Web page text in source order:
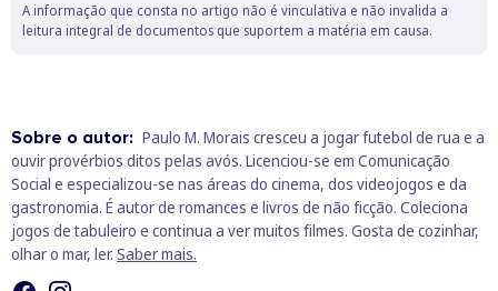
A informação que consta no artigo não é vinculativa e não invalida a
leitura integral de documentos que suportem a matéria em causa.
Sobre o autor: Paulo M. Morais cresceu a jogar futebol de rua e a
ouvir provérbios ditos pelas avós. Licenciou-se em Comunicação
Social e especializou-se nas áreas do cinema, dos videojogos e da
gastronomia. É autor de romances e livros de não ficção. Coleciona
jogos de tabuleiro e continua a ver muitos filmes. Gosta de cozinhar,
olhar o mar, ler. Saber mais.